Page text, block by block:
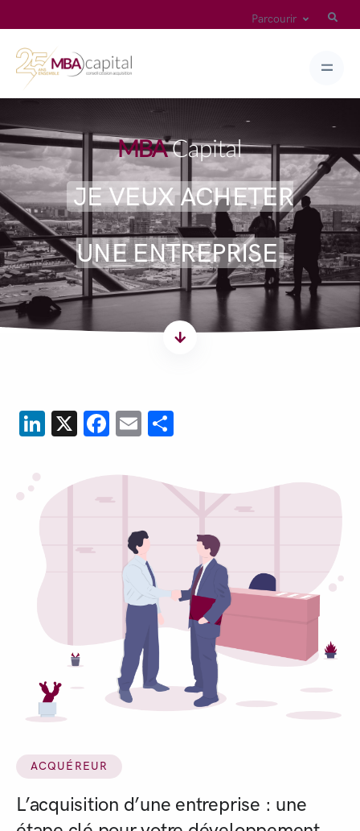
Parcourir
JE VEUX ACHETER
UNE ENTREPRISE
LinkedIn
X Facebook
Email
ACQUÉREUR
L’acquisition d’une entreprise : une